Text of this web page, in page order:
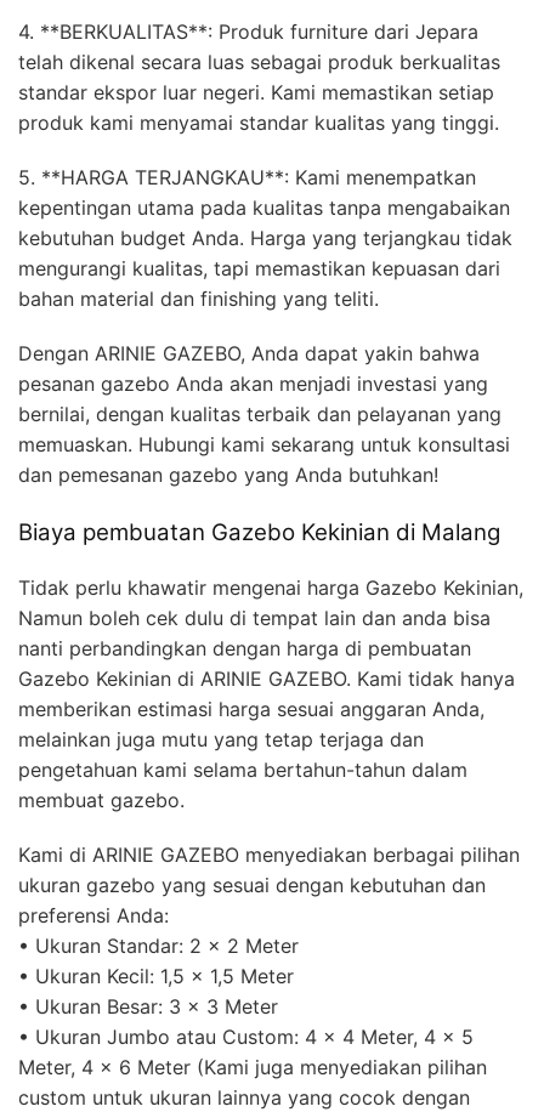
4. **BERKUALITAS**: Produk furniture dari Jepara
telah dikenal secara luas sebagai produk berkualitas
standar ekspor luar negeri. Kami memastikan setiap
produk kami menyamai standar kualitas yang tinggi.
5. **HARGA TERJANGKAU**: Kami menempatkan
kepentingan utama pada kualitas tanpa mengabaikan
kebutuhan budget Anda. Harga yang terjangkau tidak
mengurangi kualitas, tapi memastikan kepuasan dari
bahan material dan finishing yang teliti.
Dengan ARINIE GAZEBO, Anda dapat yakin bahwa
pesanan gazebo Anda akan menjadi investasi yang
bernilai, dengan kualitas terbaik dan pelayanan yang
memuaskan. Hubungi kami sekarang untuk konsultasi
dan pemesanan gazebo yang Anda butuhkan!
Biaya pembuatan Gazebo Kekinian di Malang
Tidak perlu khawatir mengenai harga Gazebo Kekinian,
Namun boleh cek dulu di tempat lain dan anda bisa
nanti perbandingkan dengan harga di pembuatan
Gazebo Kekinian di ARINIE GAZEBO. Kami tidak hanya
memberikan estimasi harga sesuai anggaran Anda,
melainkan juga mutu yang tetap terjaga dan
pengetahuan kami selama bertahun-tahun dalam
membuat gazebo.
Kami di ARINIE GAZEBO menyediakan berbagai pilihan
ukuran gazebo yang sesuai dengan kebutuhan dan
preferensi Anda:
• Ukuran Standar: 2 x 2 Meter
• Ukuran Kecil: 1,5 x 1,5 Meter
• Ukuran Besar: 3 x 3 Meter
• Ukuran Jumbo atau Custom: 4 x 4 Meter, 4 x 5
Meter, 4 x 6 Meter (Kami juga menyediakan pilihan
custom untuk ukuran lainnya yang cocok dengan